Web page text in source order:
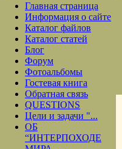
Главная страница
Информация о сайте
Каталог файлов
Каталог статей
Блог
Форум
Фотоальбомы
Гостевая книга
Обратная связь
QUESTIONS
Цели и задачи "...
ОБ
“ИНТЕРПОХОДЕ